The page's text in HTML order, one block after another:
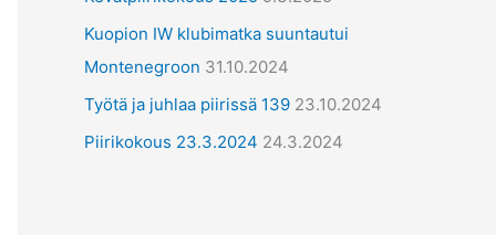
t
Kuopion IW klubimatka suuntautui
Montenegroon 31.10.2024
Työtä ja juhlaa piirissä 139 23.10.2024
Piirikokous 23.3.2024 24.3.2024